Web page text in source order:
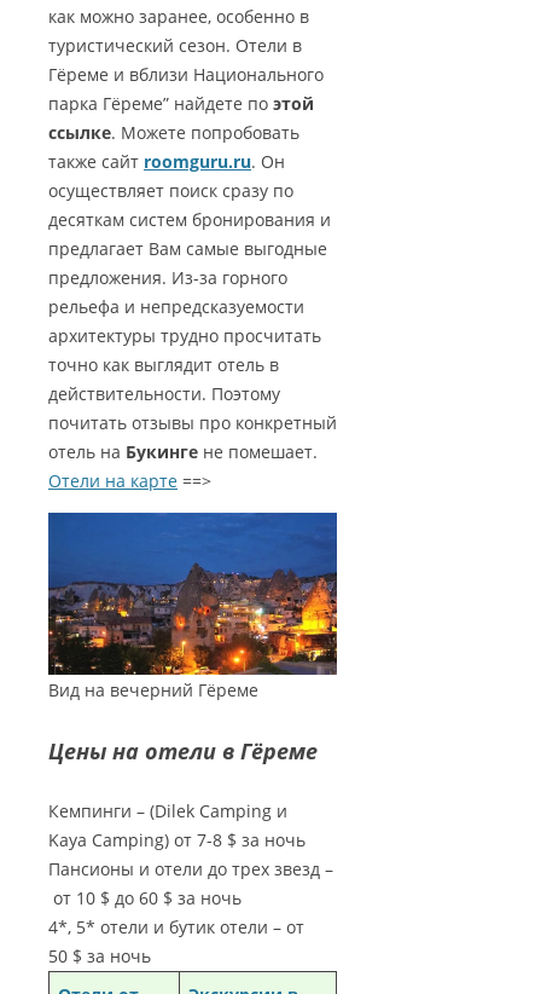
как можно заранее, особенно в
туристический сезон. Отели в
Гёреме и вблизи Национального
парка Гёреме” найдете по этой
ссылке. Можете попробовать
также сайт roomguru.ru. Он
осуществляет поиск сразу по
десяткам систем бронирования и
предлагает Вам самые выгодные
предложения. Из-за горного
рельефа и непредсказуемости
архитектуры трудно просчитать
точно как выглядит отель в
действительности. Поэтому
почитать отзывы про конкретный
отель на Букинге не помешает.
Отели на карте ==>
Вид на вечерний Гёреме
Цены на отели в Гёреме
Кемпинги – (Dilek Camping и
Kaya Camping) от 7-8 $ за ночь
Пансионы и отели до трех звезд –
от 10 $ до 60 $ за ночь
4*, 5* отели и бутик отели – от
50 $ за ночь